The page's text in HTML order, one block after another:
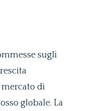
sugli
mercato di
globale. La